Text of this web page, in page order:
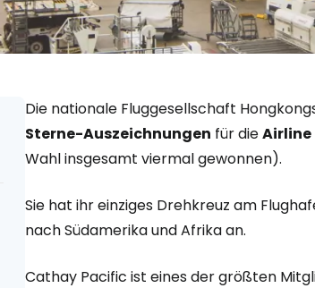
Die nationale Fluggesellschaft
Sterne-Auszeichnungen für dieAirline
Wahl insgesamt viermal gewonnen).
Sie hat ihr einziges Drehkreuz am
nach Südamerika und Afrika an.
Cathay Pacific ist eines der größten
... die weltweite